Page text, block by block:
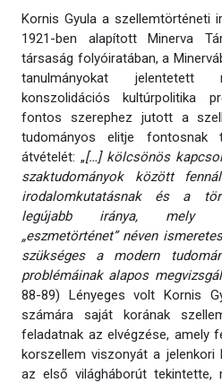
Kornis Gyula a szellemtörténeti
1921-ben alapított Minerva
társaság folyóiratában, a
tanulmányokat
konszolidációs kultúrpolitika
fontos szerephez jutott a
tudományos elitje
átvételét: „[…] kölcsönös
szaktudományok között
irodalomkutatásnak és a
legújabb iránya, mely
„eszmetörténet” néven
szükséges a modern
problémáinak alapos
88-89) Lényeges volt Kornis
számára saját korának
feladatnak az elvégzése, amely
korszellem viszonyát a jelenkori
az első világháborút tekintette,